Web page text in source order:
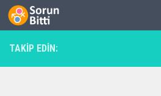
Skip to content
TAKIP EDIN: